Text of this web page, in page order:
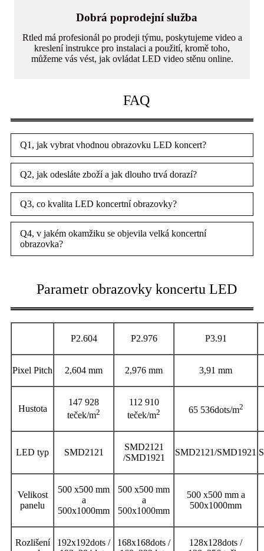
Dobrá poprodejní služba
Rtled má profesionál po prodeji týmu, poskytujeme video a
kreslení instrukce pro instalaci a použití, kromě toho,
můžeme vás vést, jak ovládat LED video stěnu online.
FAQ
Q1, jak vybrat vhodnou obrazovku LED koncert?
Q2, jak odesláte zboží a jak dlouho trvá dorazí?
Q3, co kvalita LED koncertní obrazovky?
Q4, v jakém okamžiku se objevila velká koncertní
obrazovka?
Parametr obrazovky koncertu LED
P2.604 P2.976 P3.91
Pixel Pitch 2,604 mm 2,976 mm 3,91 mm
Hustota
147 928
teček/m2
112 910
teček/m2 65 536dots/m2
LED typ SMD2121
SMD2121
/SMD1921
SMD2121/SMD1921
Velikost
panelu
500 x500 mm
a
500x1000mm
500 x500 mm
a
500x1000mm
500 x500 mm a
500x1000mm
Rozlišení
192x192dots /
168x168dots /
128x128dots /